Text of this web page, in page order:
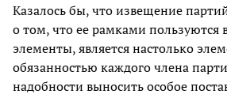
Казалось бы, что извещение
о том, что ее рамками пользуются
элементы, является настолько
обязанностью каждого члена
надобности выносить особое